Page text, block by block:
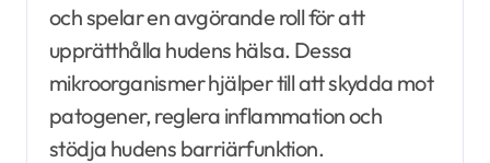
och spelar en avgörande roll för att
upprätthålla hudens hälsa. Dessa
mikroorganismer hjälper till att skydda mot
patogener, reglera inflammation och
stödja hudens barriärfunktion.